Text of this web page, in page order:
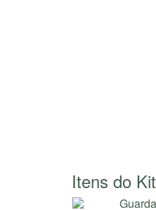
Itens do Kit